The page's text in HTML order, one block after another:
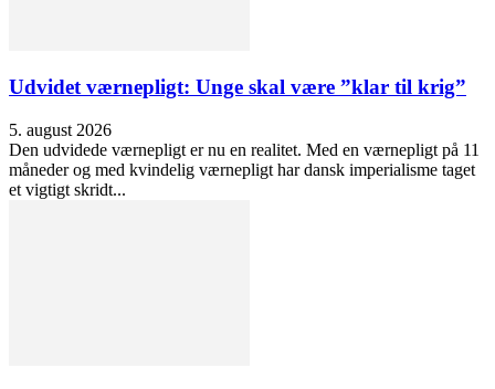
Udvidet værnepligt: Unge skal være ”klar til krig”
5. august 2026
Den udvidede værnepligt er nu en realitet. Med en værnepligt på 11
måneder og med kvindelig værnepligt har dansk imperialisme taget
et vigtigt skridt...